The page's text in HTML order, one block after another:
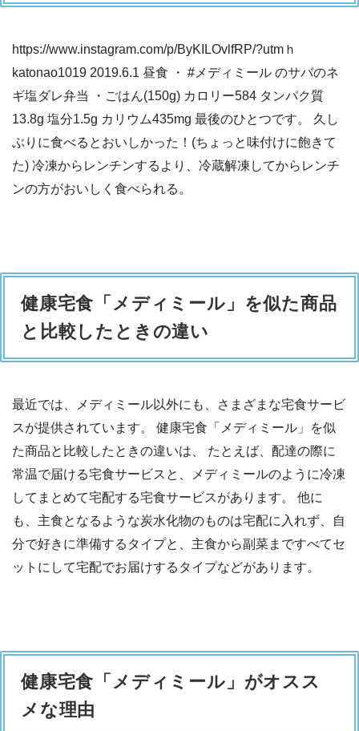
https://www.instagram.com/p/ByKILOvlfRP/?utmｈ
katonao1019 2019.6.1 昼食 ・ #メディミール のサバのネ
ギ塩ダレ弁当 ・ごはん(150g) カロリー584 タンパク質
13.8g 塩分1.5g カリウム435mg 最後のひとつです。 久し
ぶりに食べるとおいしかった！(ちょっと味付けに飽きて
た) 冷凍からレンチンするより、冷蔵解凍してからレンチ
ンの方がおいしく食べられる。
健康宅食「メディミール」を似た商品
と比較したときの違い
最近では、メディミール以外にも、さまざまな宅食サービ
スが提供されています。 健康宅食「メディミール」を似
た商品と比較したときの違いは、 たとえば、配達の際に
常温で届ける宅食サービスと、メディミールのように冷凍
してまとめて宅配する宅食サービスがあります。 他に
も、主食となるような炭水化物のものは宅配に入れず、自
分で好きに準備するタイプと、主食から副菜まですべてセ
ットにして宅配でお届けするタイプなどがあります。
健康宅食「メディミール」がオスス
メな理由